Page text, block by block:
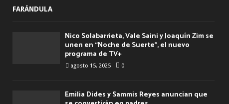
FARÁNDULA
Nico Solabarrieta, Vale Saini y Joaquín Zim se
unen en “Noche de Suerte”, el nuevo
programa de TV+
agosto 15, 2025 0
Emilia Dides y Sammis Reyes anuncian que